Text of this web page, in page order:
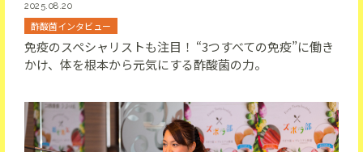
2025.08.20
酢酸菌インタビュー
免疫のスペシャリストも注目！ “3つすべての免疫”に働き
かけ、体を根本から元気にする酢酸菌の力。